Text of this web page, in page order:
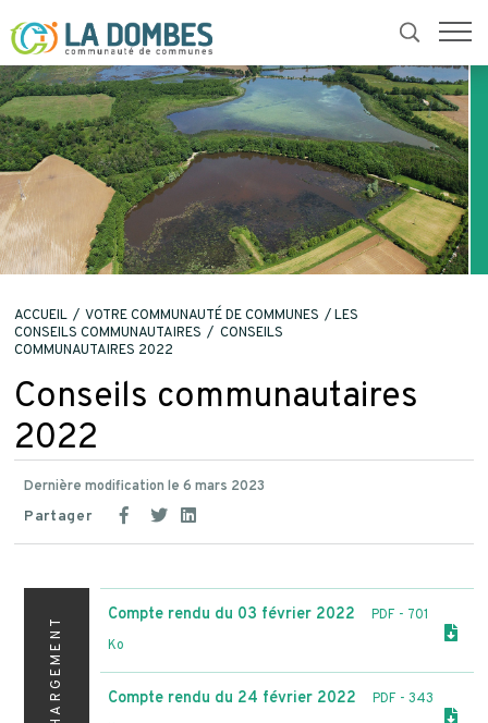
ACCUEIL VOTRE COMMUNAUTÉ DE COMMUNES
LES
CONSEILS COMMUNAUTAIRES
CONSEILS
COMMUNAUTAIRES 2022
Conseils communautaires
2022
Dernière modification le 6 mars 2023
Partager
Compte rendu du 03 février 2022 PDF - 701
Ko
Compte rendu du 24 février 2022 PDF - 343